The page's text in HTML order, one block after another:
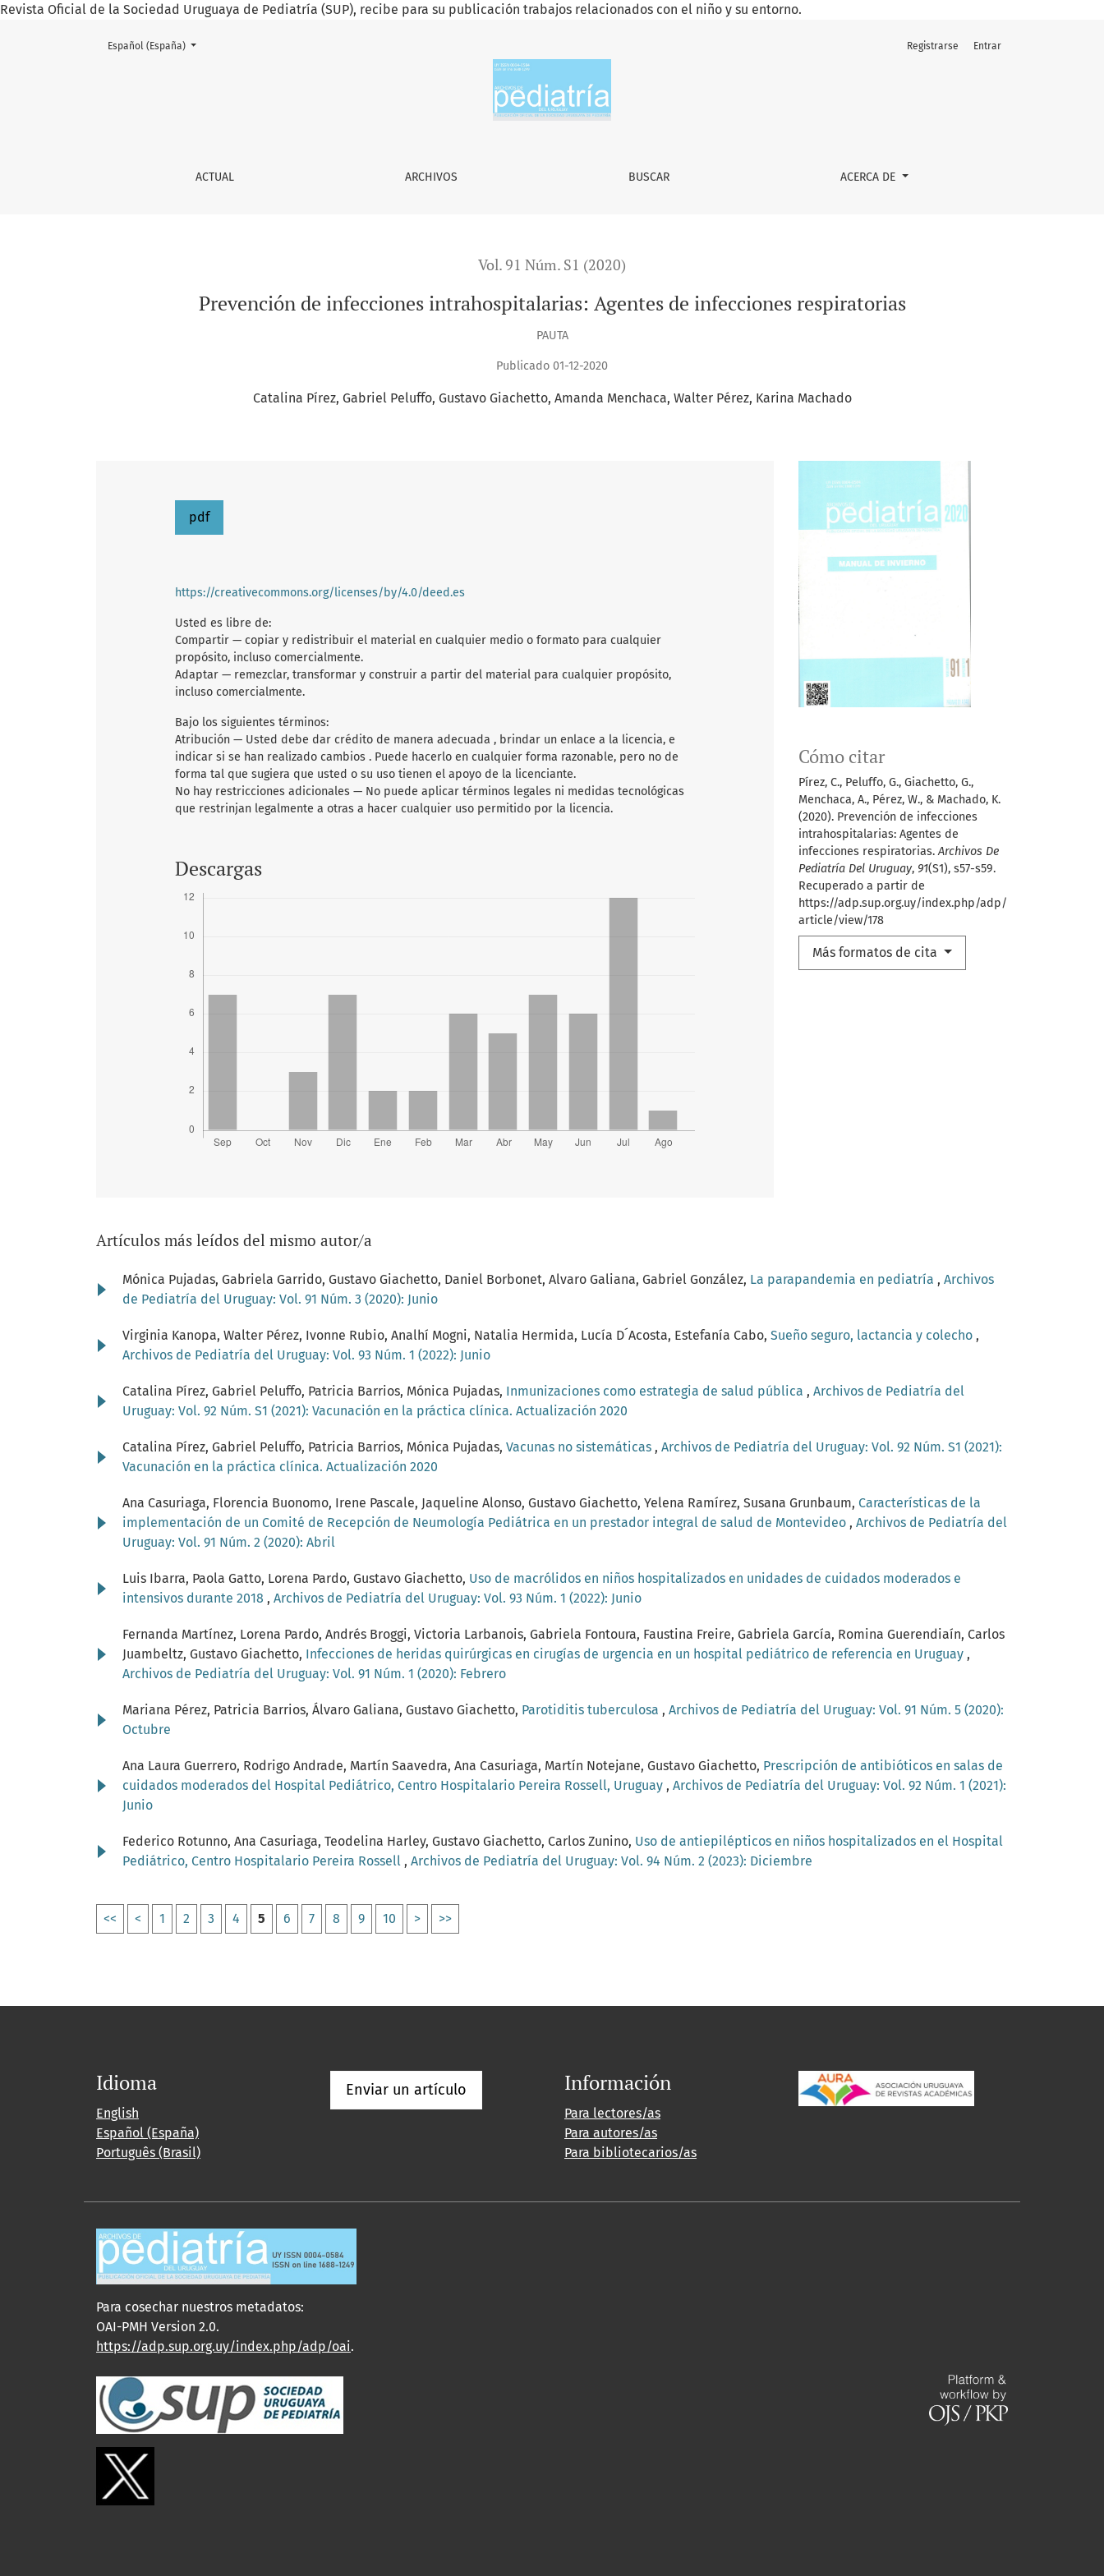
Revista Oficial de la Sociedad Uruguaya de Pediatría (SUP), recibe para su publicación trabajos relacionados con el niño y su entorno.
Prevención de infecciones intrahospitalarias
ACTUAL ARCHIVOS BUSCAR ACERCA DE
Registrarse Entrar
Cambiar el idioma. El actual es:
Español (España)
Vol. 91 Núm. S1 (2020)
Prevención de infecciones intrahospitalarias: Agentes de infecciones respiratorias
PAUTA
Publicado 01-12-2020
Catalina Pírez Gabriel Peluffo Gustavo Giachetto Amanda Menchaca Walter Pérez Karina Machado
Cómo citar
Pírez, C., Peluffo, G., Giachetto, G.,
Menchaca, A., Pérez, W., & Machado, K.
(2020). Prevención de infecciones
intrahospitalarias: Agentes de
infecciones respiratorias.Archivos De
Pediatría Del Uruguay, 91(S1), s57-s59.
Recuperado a partir de
https://adp.sup.org.uy/index.php/adp/
article/view/178
Más formatos de cita
pdf
https://creativecommons.org/licenses/by/4.0/deed.es
Usted es libre de:
Compartir — copiar y redistribuir el material en cualquier medio o formato para cualquier
propósito, incluso comercialmente.
Adaptar — remezclar, transformar y construir a partir del material para cualquier propósito,
incluso comercialmente.
Bajo los siguientes términos:
Atribución — Usted debe dar crédito de manera adecuada , brindar un enlace a la licencia, e
indicar si se han realizado cambios . Puede hacerlo en cualquier forma razonable, pero no de
forma tal que sugiera que usted o su uso tienen el apoyo de la licenciante.
No hay restricciones adicionales — No puede aplicar términos legales ni medidas tecnológicas
que restrinjan legalmente a otras a hacer cualquier uso permitido por la licencia.
Descargas
Artículos más leídos del mismo autor/a
Mónica Pujadas, Gabriela Garrido, Gustavo Giachetto, Daniel Borbonet, Alvaro Galiana, Gabriel González, La parapandemia en pediatría , Archivos
de Pediatría del Uruguay: Vol. 91 Núm. 3 (2020): Junio
Virginia Kanopa, Walter Pérez, Ivonne Rubio, Analhí Mogni, Natalia Hermida, Lucía D´Acosta, Estefanía Cabo, Sueño seguro, lactancia y colecho ,
Archivos de Pediatría del Uruguay: Vol. 93 Núm. 1 (2022): Junio
Catalina Pírez, Gabriel Peluffo, Patricia Barrios, Mónica Pujadas, Inmunizaciones como estrategia de salud pública , Archivos de Pediatría del
Uruguay: Vol. 92 Núm. S1 (2021): Vacunación en la práctica clínica. Actualización 2020
Catalina Pírez, Gabriel Peluffo, Patricia Barrios, Mónica Pujadas, Vacunas no sistemáticas , Archivos de Pediatría del Uruguay: Vol. 92 Núm. S1 (2021):
Vacunación en la práctica clínica. Actualización 2020
Ana Casuriaga, Florencia Buonomo, Irene Pascale, Jaqueline Alonso, Gustavo Giachetto, Yelena Ramírez, Susana Grunbaum, Características de la
implementación de un Comité de Recepción de Neumología Pediátrica en un prestador integral de salud de Montevideo , Archivos de Pediatría del
Uruguay: Vol. 91 Núm. 2 (2020): Abril
Luis Ibarra, Paola Gatto, Lorena Pardo, Gustavo Giachetto, Uso de macrólidos en niños hospitalizados en unidades de cuidados moderados e
intensivos durante 2018 , Archivos de Pediatría del Uruguay: Vol. 93 Núm. 1 (2022): Junio
Fernanda Martínez, Lorena Pardo, Andrés Broggi, Victoria Larbanois, Gabriela Fontoura, Faustina Freire, Gabriela García, Romina Guerendiaín, Carlos
Juambeltz, Gustavo Giachetto, Infecciones de heridas quirúrgicas en cirugías de urgencia en un hospital pediátrico de referencia en Uruguay ,
Archivos de Pediatría del Uruguay: Vol. 91 Núm. 1 (2020): Febrero
Mariana Pérez, Patricia Barrios, Álvaro Galiana, Gustavo Giachetto, Parotiditis tuberculosa , Archivos de Pediatría del Uruguay: Vol. 91 Núm. 5 (2020):
Octubre
Ana Laura Guerrero, Rodrigo Andrade, Martín Saavedra, Ana Casuriaga, Martín Notejane, Gustavo Giachetto, Prescripción de antibióticos en salas de
cuidados moderados del Hospital Pediátrico, Centro Hospitalario Pereira Rossell, Uruguay , Archivos de Pediatría del Uruguay: Vol. 92 Núm. 1 (2021):
Junio
Federico Rotunno, Ana Casuriaga, Teodelina Harley, Gustavo Giachetto, Carlos Zunino, Uso de antiepilépticos en niños hospitalizados en el Hospital
Pediátrico, Centro Hospitalario Pereira Rossell , Archivos de Pediatría del Uruguay: Vol. 94 Núm. 2 (2023): Diciembre
<< < 1 2 3 4 5 6 7 8 9 10 > >>
Idioma
English
Español (España)
Português (Brasil)
Enviar un artículo Información
Para lectores/as
Para autores/as
Para bibliotecarios/as
Para cosechar nuestros metadatos:
OAI-PMH Version 2.0.
https://adp.sup.org.uy/index.php/adp/oai.